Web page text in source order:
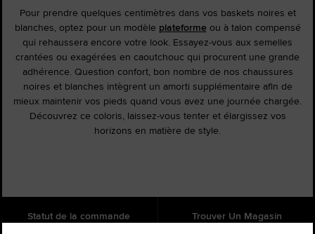
Pour prendre quelques centimètres dans vos baskets noires et
blanches, optez pour un modèle plateforme ou à talon compensé
qui rehaussera encore votre look. Essayez-vous aux semelles
crantées ou exagérées en caoutchouc qui procurent une grande
adhérence. Question confort, bon nombre de nos chaussures
noires et blanches intègrent un amorti supplémentaire afin de
mieux maintenir vos pieds quand vous avez une journée chargée.
Découvrez ce coloris, laissez-vous tenter et élargissez vos
horizons en matière de style.
Statut de la commande Trouver Un Magasin